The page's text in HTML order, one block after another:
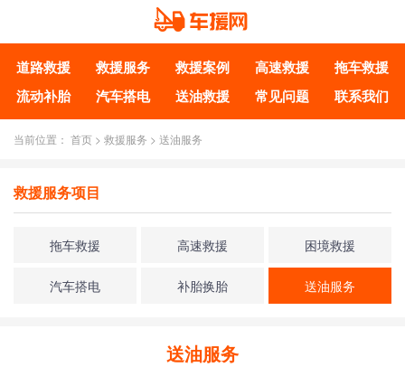
道路救援 救援服务 救援案例 高速救援
拖车救援
流动补胎
汽车搭电 送油救援 常见问题 联系我们
当前位置： 首页 > 救援服务 > 送油服务
救援服务项目
拖车救援 高速救援 困境救援
汽车搭电 补胎换胎 送油服务
送油服务